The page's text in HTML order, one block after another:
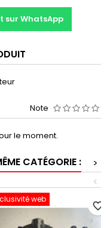
sur WhatsApp
Note
le moment.
CATÉGORIE :
>
<
web
favorite_border